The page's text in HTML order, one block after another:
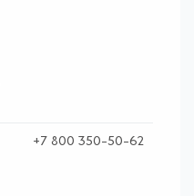
+7 800 350-50-62